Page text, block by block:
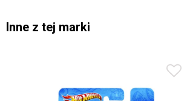
Inne z tej marki